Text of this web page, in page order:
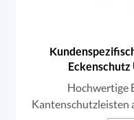
Hochwertige
Kantenschutzleisten